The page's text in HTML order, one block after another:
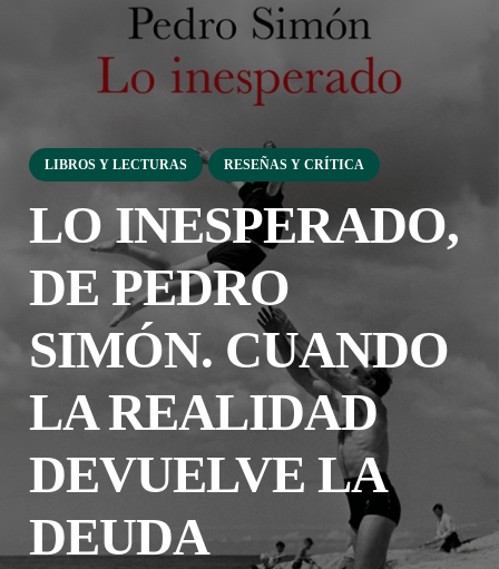
LIBROS Y LECTURAS RESEÑAS Y CRÍTICA
LO INESPERADO,
DE PEDRO
SIMÓN. CUANDO
LA REALIDAD
DEVUELVE LA
DEUDA